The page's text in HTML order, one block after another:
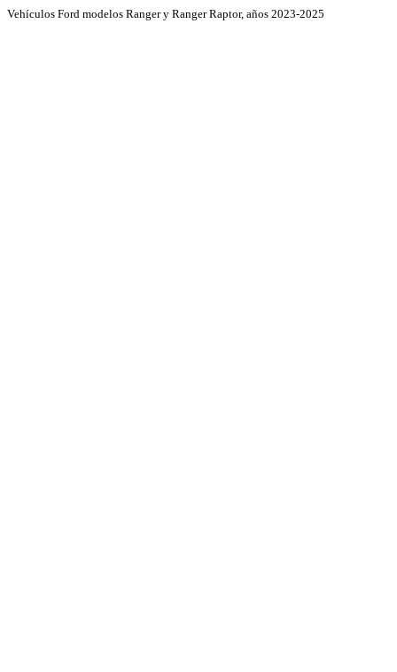
Vehículos Ford modelos Ranger y Ranger Raptor, años 2023-2025